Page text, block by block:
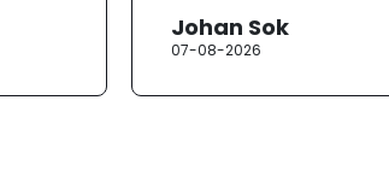
Johan Sok
07-08-2026